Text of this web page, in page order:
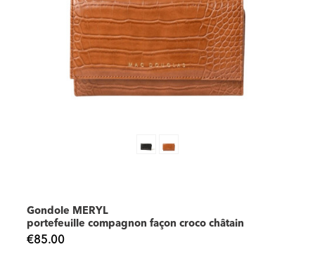
Gondole MERYL
portefeuille compagnon façon croco châtain
€85.00